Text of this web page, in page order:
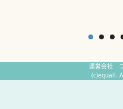
運営会社
(c)equall.